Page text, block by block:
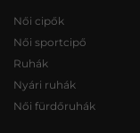
Női cipők
Női sportcipő
Ruhák
Nyári ruhák
Női fürdőruhák